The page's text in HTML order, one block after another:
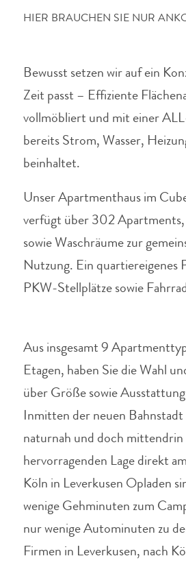
HIER BRAUCHEN SIE NUR
Bewusst setzen wir auf ein
Zeit passt – Effiziente
vollmöbliert und mit einer
bereits Strom, Wasser,
beinhaltet.
Unser Apartmenthaus im
verfügt über 302
sowie Waschräume zur
Nutzung. Ein quartiereigenes
PKW-Stellplätze sowie
Aus insgesamt 9
Etagen, haben Sie die Wahl
über Größe sowie
Inmitten der neuen Bahnstadt
naturnah und doch
hervorragenden Lage direkt
Köln in Leverkusen Opladen
wenige Gehminuten zum
nur wenige Autominuten zu
Firmen in Leverkusen, nach